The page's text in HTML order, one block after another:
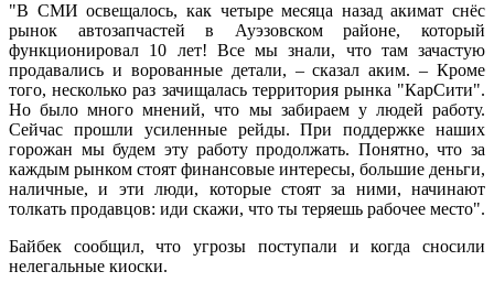
"В СМИ освещалось, как четыре месяца назад акимат снёс
рынок автозапчастей в Ауэзовском районе, который
функционировал 10 лет! Все мы знали, что там зачастую
продавались и ворованные детали, – сказал аким. – Кроме
того, несколько раз зачищалась территория рынка "КарСити".
Но было много мнений, что мы забираем у людей работу.
Сейчас прошли усиленные рейды. При поддержке наших
горожан мы будем эту работу продолжать. Понятно, что за
каждым рынком стоят финансовые интересы, большие деньги,
наличные, и эти люди, которые стоят за ними, начинают
толкать продавцов: иди скажи, что ты теряешь рабочее место".
Байбек сообщил, что угрозы поступали и когда сносили
нелегальные киоски.